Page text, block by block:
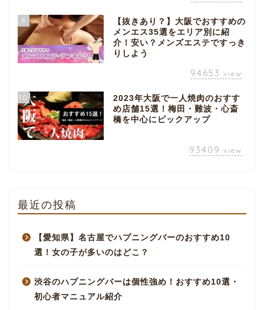
9
【抜きあり？】大阪でおすすめの
メンエス35選をエリア別に紹
介！安い？メンズエステですっき
りしよう
94653 view
10
2023年大阪で一人焼肉のおすす
め店舗15選！梅田・難波・心斎
橋を中心にピックアップ
93409 view
最近の投稿
【愛知県】名古屋でハプニングバーのおすすめ10
選！女の子が多いのはどこ？
渋谷のハプニングバーは個性強め！おすすめ10選・
初心者マニュアル紹介